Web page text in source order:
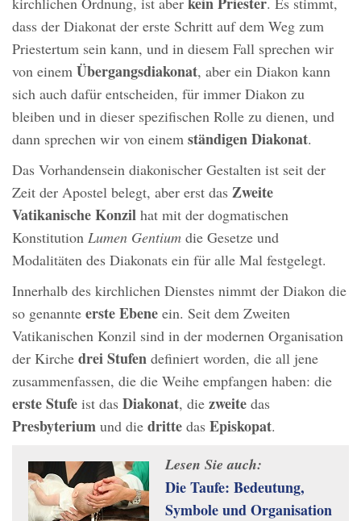
dass der Diakonat der erste Schritt auf dem Weg zum
Priestertum sein kann, und in diesem Fall sprechen wir
von einem Übergangsdiakonat, aber ein Diakon kann
sich auch dafür entscheiden, für immer Diakon zu
bleiben und in dieser spezifischen Rolle zu dienen, und
dann sprechen wir von einem ständigen Diakonat.
Das Vorhandensein diakonischer Gestalten ist seit der
Zeit der Apostel belegt, aber erst das Zweite
Vatikanische Konzil hat mit der dogmatischen
Konstitution Lumen Gentium die Gesetze und
Modalitäten des Diakonats ein für alle Mal festgelegt.
Innerhalb des kirchlichen Dienstes nimmt der Diakon die
so genannte erste Ebene ein. Seit dem Zweiten
Vatikanischen Konzil sind in der modernen Organisation
der Kirche drei Stufen definiert worden, die all jene
zusammenfassen, die die Weihe empfangen haben: die
erste Stufe ist das Diakonat, die zweite das
Presbyterium und die dritte das Episkopat.
Lesen Sie auch:
Die Taufe: Bedeutung,
Symbole und Organisation